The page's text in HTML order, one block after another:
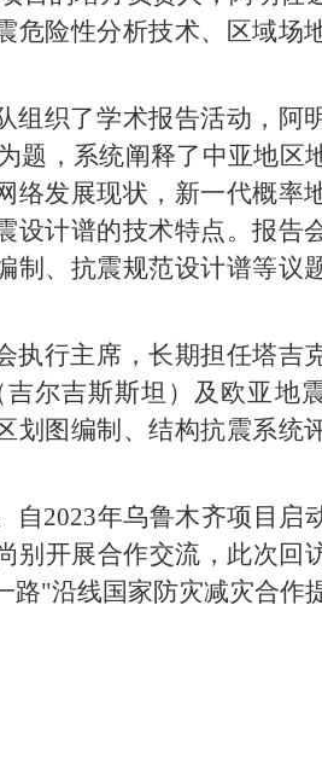
危险性分析技术、区域场
组织了学术报告活动，阿
为题，系统阐释了中亚地区
络发展现状，新一代概率
设计谱的技术特点。报告
制、抗震规范设计谱等议
执行主席，长期担任塔吉
尔吉斯斯坦）及欧亚地
划图编制、结构抗震系统
2023年乌鲁木齐项目启
别开展合作交流，此次回
"沿线国家防灾减灾合作